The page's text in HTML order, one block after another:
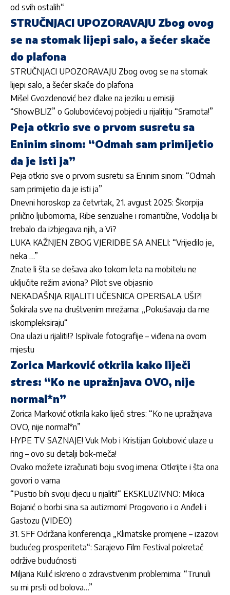
od svih ostalih“
STRUČNJACI UPOZORAVAJU Zbog ovog
se na stomak lijepi salo, a šećer skače
do plafona
STRUČNJACI UPOZORAVAJU Zbog ovog se na stomak
lijepi salo, a šećer skače do plafona
Mišel Gvozdenović bez dlake na jeziku u emisiji
“ShowBLIZ” o Golubovićevoj pobjedi u rijalitiju “Sramota!”
Peja otkrio sve o prvom susretu sa
Eninim sinom: “Odmah sam primijetio
da je isti ja”
Peja otkrio sve o prvom susretu sa Eninim sinom: “Odmah
sam primijetio da je isti ja”
Dnevni horoskop za četvrtak, 21. avgust 2025: Škorpija
prilično ljubomorna, Ribe senzualne i romantične, Vodolija bi
trebalo da izbjegava njih, a Vi?
LUKA KAŽNJEN ZBOG VJERIDBE SA ANELI: “Vrijedilo je,
neka …”
Znate li šta se dešava ako tokom leta na mobitelu ne
uključite režim aviona? Pilot sve objasnio
NEKADAŠNJA RIJALITI UČESNICA OPERISALA UŠI?!
Šokirala sve na društvenim mrežama: „Pokušavaju da me
iskompleksiraju“
Ona ulazi u rijaliti!? Isplivale fotografije – viđena na ovom
mjestu
Zorica Marković otkrila kako liječi
stres: “Ko ne upražnjava OVO, nije
normal*n”
Zorica Marković otkrila kako liječi stres: “Ko ne upražnjava
OVO, nije normal*n”
HYPE TV SAZNAJE! Vuk Mob i Kristijan Golubović ulaze u
ring – ovo su detalji bok-meča!
Ovako možete izračunati boju svog imena: Otkrijte i šta ona
govori o vama
“Pustio bih svoju djecu u rijaliti!“ EKSKLUZIVNO: Mikica
Bojanić o borbi sina sa autizmom! Progovorio i o Anđeli i
Gastozu (VIDEO)
31. SFF Održana konferencija „Klimatske promjene – izazovi
budućeg prosperiteta“: Sarajevo Film Festival pokretač
održive budućnosti
Miljana Kulić iskreno o zdravstvenim problemima: “Trunuli
su mi prsti od bolova…”